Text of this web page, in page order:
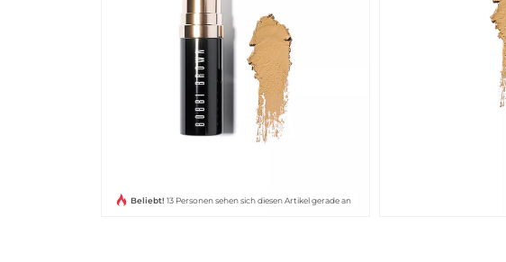
Beliebt! 13 Personen sehen sich diesen Artikel gerade an